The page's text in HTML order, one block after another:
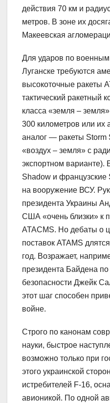
действия 70 км и
метров. В зоне их
Макеевская
Для ударов по
Луганске требуются
высокоточные ракеты
тактический ракетный
класса «земля –
300 километров или их
аналог — ракеты Storm
«воздух – земля» c
экспортном варианте).
Shadow и французские
на вооружение ВСУ.
президента Украины
США «очень близки» к
ATACMS. Но дебаты о
поставок ATAMS
год. Возражает,
президента Байдена
безопасности Джейк
этот шаг способен
войне.
Строго по канонам
науки, быстрое
возможно только при
этого украинской
истребителей F-16,
авионикой. По одной